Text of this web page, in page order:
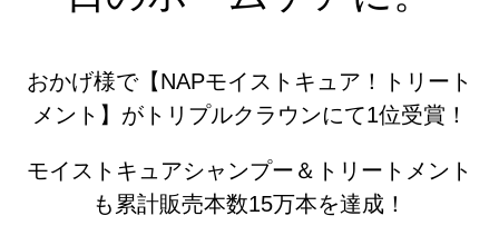
おかげ様で【NAPモイストキュア！トリート
メント】がトリプルクラウンにて1位受賞！
モイストキュアシャンプー＆トリートメント
も累計販売本数15万本を達成！